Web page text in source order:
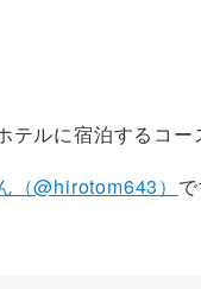
ルに宿泊するコー
（@hirotom643）